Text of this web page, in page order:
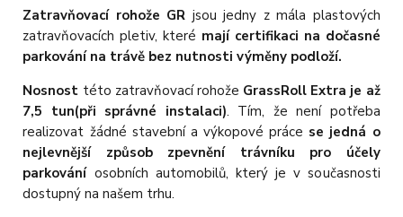
Zatravňovací rohože GR jsou jedny z mála plastových
zatravňovacích pletiv, které mají certifikaci na dočasné
parkování na trávě bez nutnosti výměny podloží.
Nosnost této zatravňovací rohože GrassRoll Extra je až
7,5 tun(při správné instalaci). Tím, že není potřeba
realizovat žádné stavební a výkopové práce se jedná o
nejlevnější způsob zpevnění trávníku pro účely
parkováníosobních automobilů, který je v současnosti
dostupný na našem trhu.